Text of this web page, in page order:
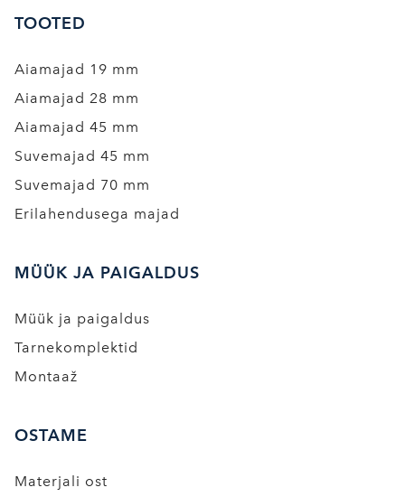
TOOTED
Aiamajad 19 mm
Aiamajad 28 mm
Aiamajad 45 mm
Suvemajad 45 mm
Suvemajad 70 mm
Erilahendusega majad
MÜÜK JA PAIGALDUS
Müük ja paigaldus
Tarnekomplektid
Montaaž
OSTAME
Materjali ost